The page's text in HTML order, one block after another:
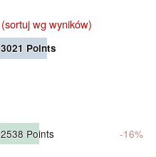
(sortuj wg wyników)
3021 Points
2538 Points -16%